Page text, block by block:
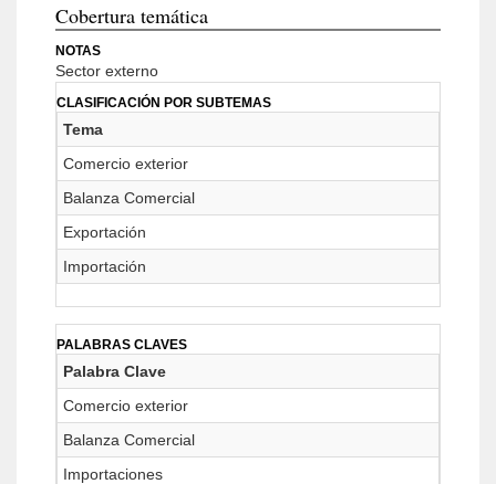
Cobertura temática
NOTAS
Sector externo
CLASIFICACIÓN POR SUBTEMAS
Tema
Comercio exterior
Balanza Comercial
Exportación
Importación
PALABRAS CLAVES
Palabra Clave
Comercio exterior
Balanza Comercial
Importaciones